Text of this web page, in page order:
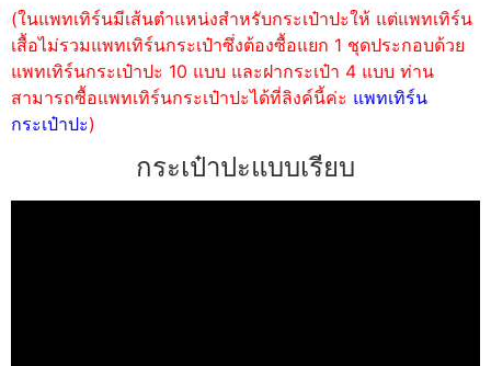
(ในแพทเทิร์นมีเส้นตำแหน่งสำหรับกระเป๋าปะให้ แต่แพทเทิร์น
เสื้อไม่รวมแพทเทิร์นกระเป๋าซึ่งต้องซื้อแยก 1 ชุดประกอบด้วย
แพทเทิร์นกระเป๋าปะ 10 แบบ และฝากระเป๋า 4 แบบ ท่าน
สามารถซื้อแพทเทิร์นกระเป๋าปะได้ที่ลิงค์นี้ค่ะ แพทเทิร์น
กระเป๋าปะ)
กระเป๋าปะแบบเรียบ